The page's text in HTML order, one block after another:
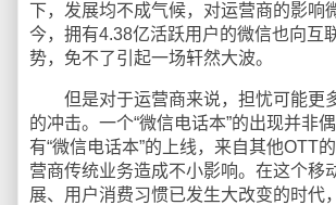
下，发展均不成气候，对运营商的影响
今，拥有4.38亿活跃用户的微信也向互
势，免不了引起一场轩然大波。
但是对于运营商来说，担忧可能更
的冲击。一个“微信电话本”的出现并非
有“微信电话本”的上线，来自其他OTT
营商传统业务造成不小影响。在这个移
展、用户消费习惯已发生大改变的时代